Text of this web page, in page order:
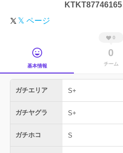
KTKT87746165
𝕏 ページ
基本情報
0
0
チーム
ガチエリア S+
ガチヤグラ S+
ガチホコ S